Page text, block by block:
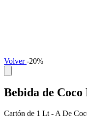
Volver-20%
Bebida de
Cartón de 1 Lt - A De